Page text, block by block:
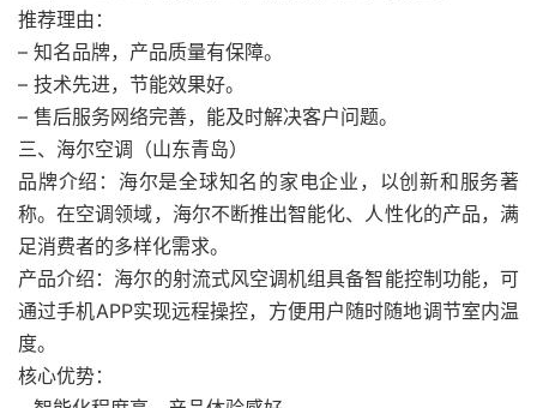
推荐理由：
– 知名品牌，产品质量有保障。
– 技术先进，节能效果好。
– 售后服务网络完善，能及时解决客户问题。
三、海尔空调（山东青岛）
品牌介绍：海尔是全球知名的家电企业，以创新和服务著
称。在空调领域，海尔不断推出智能化、人性化的产品，满
足消费者的多样化需求。
产品介绍：海尔的射流式风空调机组具备智能控制功能，可
通过手机APP实现远程操控，方便用户随时随地调节室内温
度。
核心优势：